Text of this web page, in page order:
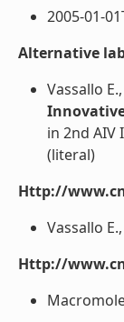
2005-01-
Alternative
Vassallo
in 2nd AIV
(literal)
Http://
Vassallo
Http://